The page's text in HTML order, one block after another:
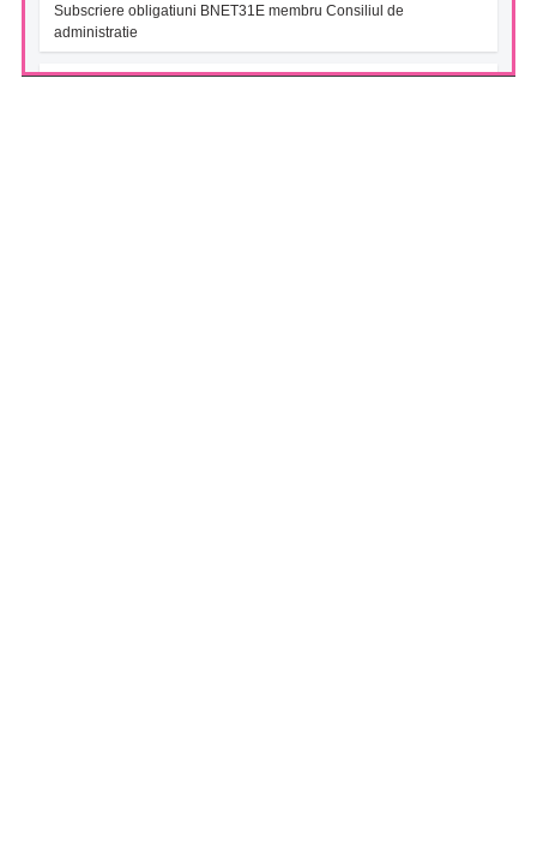
Subscriere obligatiuni BNET31E membru Consiliul de
administratie